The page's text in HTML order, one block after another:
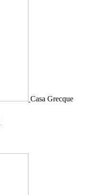
Casa Grecque